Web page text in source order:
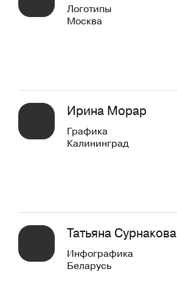
Логотипы
Москва
Ирина Морар
Графика
Калининград
Татьяна Сурнакова
Инфографика
Беларусь